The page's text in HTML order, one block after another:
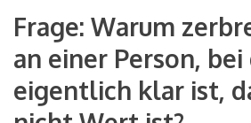
Frage: Warum
an einer Person, bei
eigentlich klar ist,